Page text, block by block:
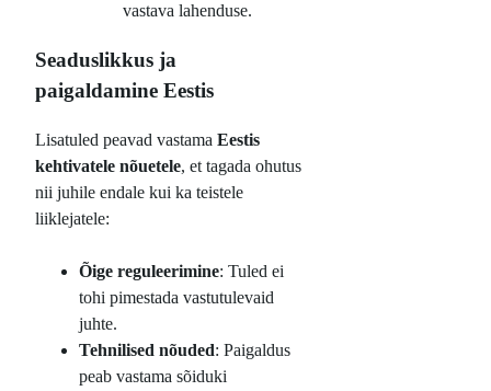
vastava lahenduse.
Seaduslikkus ja
paigaldamine Eestis
Lisatuled peavad vastama Eestis
kehtivatele nõuetele, et tagada ohutus
nii juhile endale kui ka teistele
liiklejatele:
Õige reguleerimine: Tuled ei
tohi pimestada vastutulevaid
juhte.
Tehnilised nõuded: Paigaldus
peab vastama sõiduki